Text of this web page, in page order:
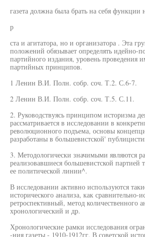
газета должна была брать на себя функции
р
ста и агитатора, но и организатора . Эта
положений обязывает определять идейно-
партийного издания, уровень проведения
партийных принципов.
1 Ленин В.И. Полн. собр. соч. Т.2. С.6-7.
2 Ленин В.И. Полн. собр. соч. Т.5. С.11.
2. Руководствуясь принципом историзма
рассматривается в исследовании в
революционного подъема, основы
разработаны в большевистской'
3. Методологически значимыми являются
реализовавшиеся большевистской партией
ее политической линии^.
В исследовании активно используются
исторического анализа, как сравнительно-
ретроспективный, метод количественного
хронологический и др.
Хронологические рамки исследования
-ния газеты - 1910-1912гг. В советской